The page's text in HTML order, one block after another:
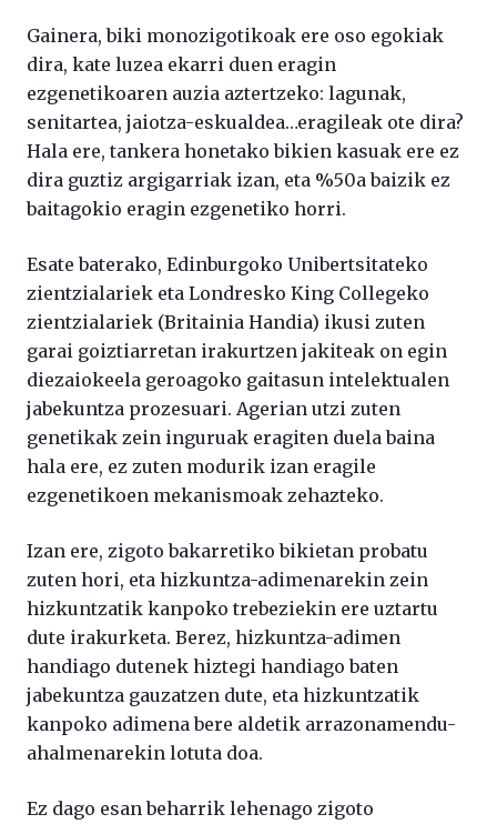
Gainera, biki monozigotikoak ere oso egokiak
dira, kate luzea ekarri duen eragin
ezgenetikoaren auzia aztertzeko: lagunak,
senitartea, jaiotza-eskualdea…eragileak ote dira?
Hala ere, tankera honetako bikien kasuak ere ez
dira guztiz argigarriak izan, eta %50a baizik ez
baitagokio eragin ezgenetiko horri.
Esate baterako, Edinburgoko Unibertsitateko
zientzialariek eta Londresko King Collegeko
zientzialariek (Britainia Handia) ikusi zuten
garai goiztiarretan irakurtzen jakiteak on egin
diezaiokeela geroagoko gaitasun intelektualen
jabekuntza prozesuari. Agerian utzi zuten
genetikak zein inguruak eragiten duela baina
hala ere, ez zuten modurik izan eragile
ezgenetikoen mekanismoak zehazteko.
Izan ere, zigoto bakarretiko bikietan probatu
zuten hori, eta hizkuntza-adimenarekin zein
hizkuntzatik kanpoko trebeziekin ere uztartu
dute irakurketa. Berez, hizkuntza-adimen
handiago dutenek hiztegi handiago baten
jabekuntza gauzatzen dute, eta hizkuntzatik
kanpoko adimena bere aldetik arrazonamendu-
ahalmenarekin lotuta doa.
Ez dago esan beharrik lehenago zigoto